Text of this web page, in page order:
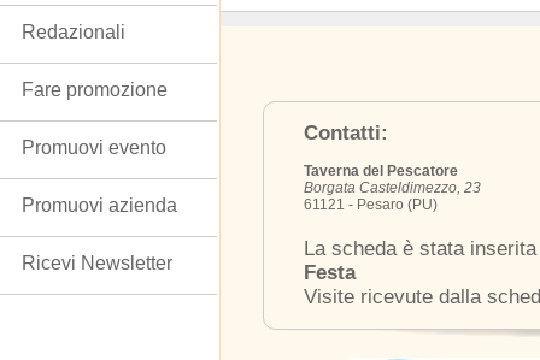
Contatti:
Taverna del Pescatore
Borgata Casteldimezzo, 23
61121 - Pesaro (PU)
La scheda è stata
Festa
Visite ricevute dalla
Redazionali
Fare promozione
Promuovi evento
Promuovi azienda
Ricevi Newsletter